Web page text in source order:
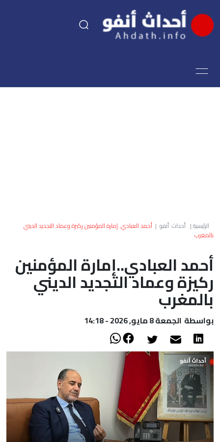
اقتصاد
العالم
الصحراء
الرئيسية| أحداث. أنفو | أحمد العبادي..إمارة المؤمنين ركيزة وعماد التجديد الديني
بالمغرب
أحمد العبادي..إمارة المؤمنين
ركيزة وعماد التجديد الديني
بالمغرب
بواسطة الجمعة 8 مايو, 2026 - 14:18